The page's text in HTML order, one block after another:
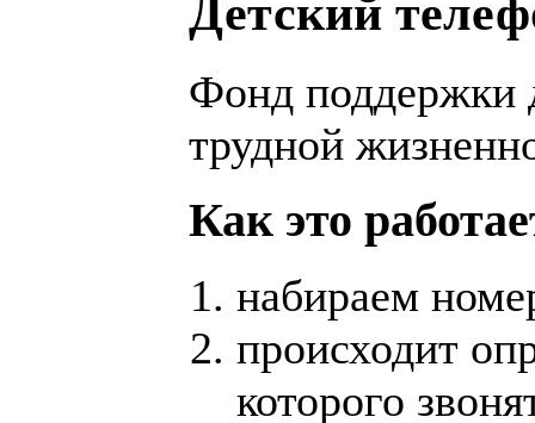
Детский
Фонд поддержки
трудной
Как это
набираем
происходит
которого